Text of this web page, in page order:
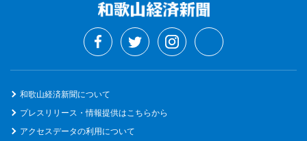
和歌山経済新聞について
プレスリリース・情報提供はこちらから
アクセスデータの利用について